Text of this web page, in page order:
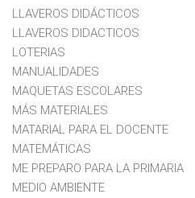
LLAVEROS DIDÁCTICOS
LLAVEROS DIDACTICOS
LOTERIAS
MANUALIDADES
MAQUETAS ESCOLARES
MÁS MATERIALES
MATARIAL PARA EL DOCENTE
MATEMÁTICAS
ME PREPARO PARA LA PRIMARIA
MEDIO AMBIENTE